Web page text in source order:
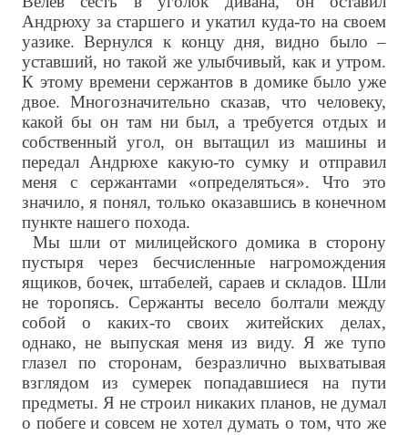
Андрюху за старшего и укатил куда-то на своем
уазике. Вернулся к концу дня, видно было –
уставший, но такой же улыбчивый, как и утром.
К этому времени сержантов в домике было уже
двое. Многозначительно сказав, что человеку,
какой бы он там ни был, а требуется отдых и
собственный угол, он вытащил из машины и
передал Андрюхе какую-то сумку и отправил
меня с сержантами «определяться». Что это
значило, я понял, только оказавшись в конечном
пункте нашего похода.
Мы шли от милицейского домика в сторону
пустыря через бесчисленные нагромождения
ящиков, бочек, штабелей, сараев и складов. Шли
не торопясь. Сержанты весело болтали между
собой о каких-то своих житейских делах,
однако, не выпуская меня из виду. Я же тупо
глазел по сторонам, безразлично выхватывая
взглядом из сумерек попадавшиеся на пути
предметы. Я не строил никаких планов, не думал
о побеге и совсем не хотел думать о том, что же